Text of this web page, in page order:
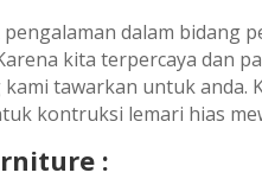
dalam bidang
kita terpercaya dan
tawarkan untuk anda.
kontruksi lemari hias
: